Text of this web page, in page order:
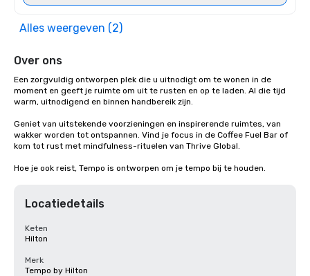
Alles weergeven (2)
Over ons
Een zorgvuldig ontworpen plek die u uitnodigt om te wonen in de
moment en geeft je ruimte om uit te rusten en op te laden. Al die tijd
warm, uitnodigend en binnen handbereik zijn.
Geniet van uitstekende voorzieningen en inspirerende ruimtes, van
wakker worden tot ontspannen. Vind je focus in de Coffee Fuel Bar of
kom tot rust met mindfulness-rituelen van Thrive Global.
Hoe je ook reist, Tempo is ontworpen om je tempo bij te houden.
Locatiedetails
Keten
Hilton
Merk
Tempo by Hilton